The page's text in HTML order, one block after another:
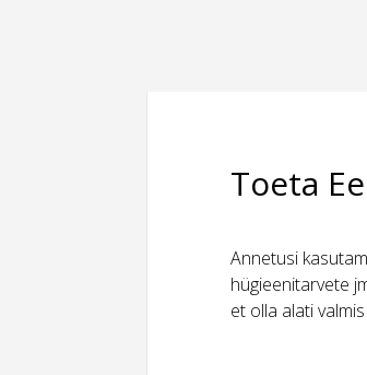
Toeta
Annetusi
hügieenitarvete
et olla alati